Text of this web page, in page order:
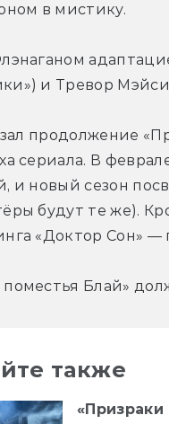
в мистику.
и Тревор
продолжение
сериала. В
и новый сезон
будут те же).
«Доктор Сон»
поместья Блай»
также